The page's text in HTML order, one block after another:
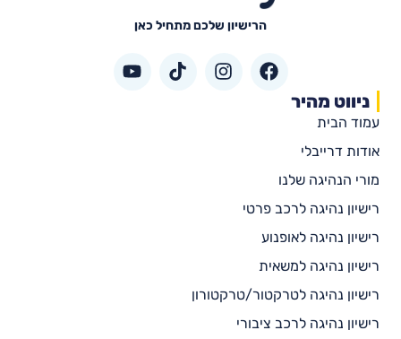
הרישיון שלכם מתחיל כאן
ניווט מהיר
עמוד הבית
אודות דרייבלי
מורי הנהיגה שלנו
רישיון נהיגה לרכב פרטי
רישיון נהיגה לאופנוע
רישיון נהיגה למשאית
רישיון נהיגה לטרקטור/טרקטורון
רישיון נהיגה לרכב ציבורי